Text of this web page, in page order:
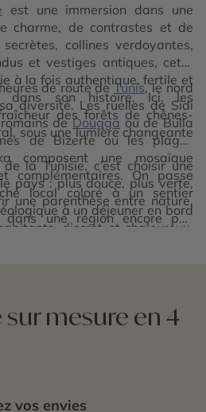
est une immersion dans une
charme, de contrastes et de
collines verdoyantes,
et vestiges antiques, cette
à la fois authentique, fertile et
dans son histoire. Ici, les
des forêts de chênes-
sous une lumière changeante
de route deTunis, le nord
diversité. Les ruelles de Sidi
deDougga ou de Bulla
de Bizerte ou les plages
composent une mosaïque
complémentaires. On passe
local coloré à un sentier
à un déjeuner en bord
discret et chaleureux,
une dimension humaine
la Tunisie, c’est choisir une
pays : plus douce, plus verte,
une parenthèse entre nature,
dans une région encore peu
vivante. Un voyage où les
sur mesure en 4
vos envies